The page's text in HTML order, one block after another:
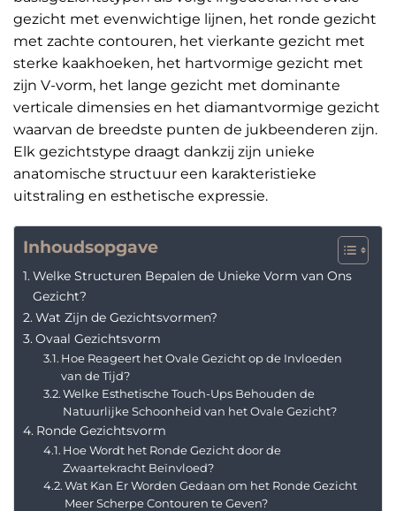
gezicht met evenwichtige lijnen, het ronde gezicht
met zachte contouren, het vierkante gezicht met
sterke kaakhoeken, het hartvormige gezicht met
zijn V-vorm, het lange gezicht met dominante
verticale dimensies en het diamantvormige gezicht
waarvan de breedste punten de jukbeenderen zijn.
Elk gezichtstype draagt dankzij zijn unieke
anatomische structuur een karakteristieke
uitstraling en esthetische expressie.
Inhoudsopgave
Welke Structuren Bepalen de Unieke Vorm van Ons
Gezicht?
Wat Zijn de Gezichtsvormen?
Ovaal Gezichtsvorm
Hoe Reageert het Ovale Gezicht op de Invloeden
van de Tijd?
Welke Esthetische Touch-Ups Behouden de
Natuurlijke Schoonheid van het Ovale Gezicht?
Ronde Gezichtsvorm
Hoe Wordt het Ronde Gezicht door de
Zwaartekracht Beïnvloed?
Wat Kan Er Worden Gedaan om het Ronde Gezicht
Meer Scherpe Contouren te Geven?